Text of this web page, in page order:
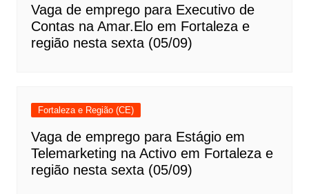
Vaga de emprego para Executivo de
Contas na Amar.Elo em Fortaleza e
região nesta sexta (05/09)
Fortaleza e Região (CE)
Vaga de emprego para Estágio em
Telemarketing na Activo em Fortaleza e
região nesta sexta (05/09)